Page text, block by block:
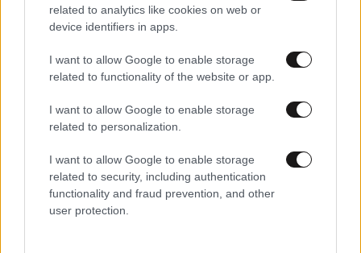
related to analytics like cookies on web or
device identifiers in apps.
I want to allow Google to enable storage
related to functionality of the website or app.
I want to allow Google to enable storage
related to personalization.
I want to allow Google to enable storage
related to security, including authentication
functionality and fraud prevention, and other
user protection.